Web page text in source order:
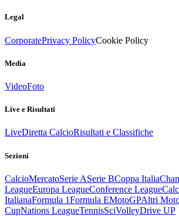
Legal
CorporatePrivacy PolicyCookie Policy
Media
VideoFoto
Live e Risultati
LiveDiretta CalcioRisultati e Classifiche
Sezioni
CalcioMercatoSerie ASerie BCoppa Italia
LeagueEuropa LeagueConference League
ItalianaFormula 1Formula EMotoGPAltri
CupNations LeagueTennisSciVolleyDrive UP